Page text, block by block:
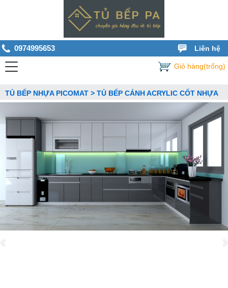
0974995653 Liên hệ
Giỏ hàng(trống)
TỦ BẾP NHỰA PICOMAT > TỦ BẾP CÁNH ACRYLIC CỐT NHỰA